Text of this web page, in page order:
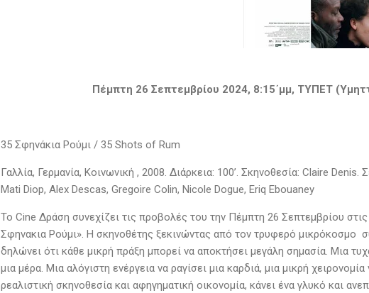
Πέμπτη 26 Σεπτεμβρίου 2024, 8:15΄μμ, ΤΥΠΕΤ
35 Σφηνάκια Ρούμι / 35 Shots of Rum
Γαλλία, Γερμανία, Κοινωνική , 2008. Διάρκεια: 100’. Σκηνοθεσία: Claire
Mati Diop, Alex Descas, Gregoire Colin, Nicole Dogue, Eriq Ebouaney
Το Cine Δράση συνεχίζει τις προβολές του την Πέμπτη 26 Σεπτεμβρίου
Σφηνακια Ρούμι». Η σκηνοθέτης ξεκινώντας από τον τρυφερό
δηλώνει ότι κάθε μικρή πράξη μπορεί να αποκτήσει μεγάλη σημασία. Μια
μια μέρα. Μια αλόγιστη ενέργεια να ραγίσει μια καρδιά, μια μικρή
ρεαλιστική σκηνοθεσία και αφηγηματική οικονομία, κάνει ένα γλυκό και